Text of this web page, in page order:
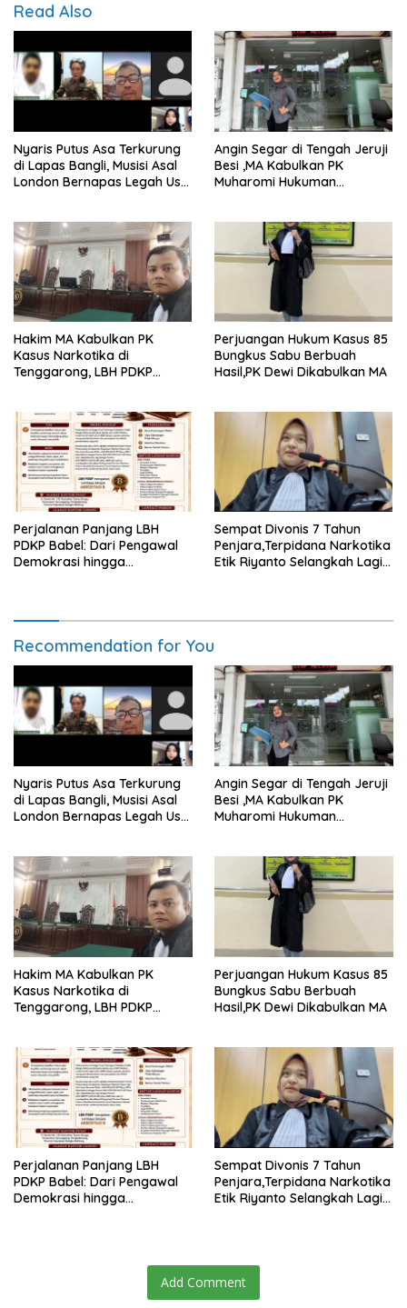
Read Also
Nyaris Putus Asa Terkurung
di Lapas Bangli, Musisi Asal
London Bernapas Legah Usai
Angin Segar di Tengah Jeruji
Besi ,MA Kabulkan PK
Muharomi Hukuman
Hakim MA Kabulkan PK
Kasus Narkotika di
Tenggarong, LBH PDKP
Berkeadilan
Perjuangan Hukum Kasus 85
Bungkus Sabu Berbuah
Hasil,PK Dewi Dikabulkan MA
Perjalanan Panjang LBH
PDKP Babel: Dari Pengawal
Demokrasi hingga
Sempat Divonis 7 Tahun
Penjara,Terpidana Narkotika
Etik Riyanto Selangkah Lagi
Recommendation for You
Nyaris Putus Asa Terkurung
di Lapas Bangli, Musisi Asal
London Bernapas Legah Usai
Angin Segar di Tengah Jeruji
Besi ,MA Kabulkan PK
Muharomi Hukuman
Hakim MA Kabulkan PK
Kasus Narkotika di
Tenggarong, LBH PDKP
Berkeadilan
Perjuangan Hukum Kasus 85
Bungkus Sabu Berbuah
Hasil,PK Dewi Dikabulkan MA
Perjalanan Panjang LBH
PDKP Babel: Dari Pengawal
Demokrasi hingga
Sempat Divonis 7 Tahun
Penjara,Terpidana Narkotika
Etik Riyanto Selangkah Lagi
Add Comment